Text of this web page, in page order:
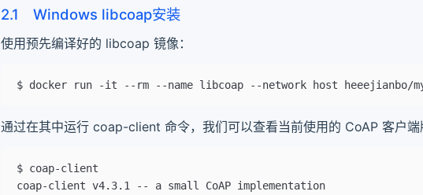
2.1 Windows libcoap安装
使用预先编译好的 libcoap 镜像：
$ docker run -it --rm --name libcoap --network host heeejianbo/
通过在其中运行 coap-client 命令，我们可以查看当前使用的 CoAP 客户端
$ coap-client
coap-client v4.3.1 -- a small CoAP implementation